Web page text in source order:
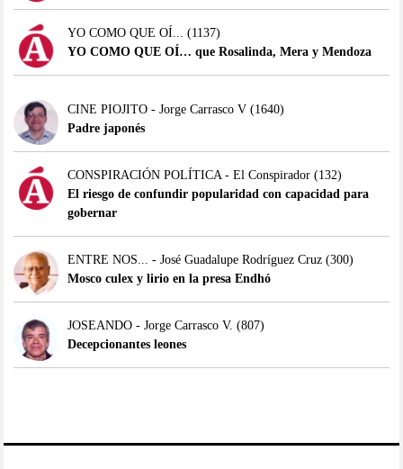
YO COMO QUE OÍ...
(1137)
YO COMO QUE OÍ… que Rosalinda, Mera y Mendoza
CINE PIOJITO - Jorge Carrasco V(1640)
Padre japonés
CONSPIRACIÓN POLÍTICA - El Conspirador(132)
El riesgo de confundir popularidad con capacidad para
gobernar
ENTRE NOS... - José Guadalupe Rodríguez Cruz(300)
Mosco culex y lirio en la presa Endhó
JOSEANDO - Jorge Carrasco V. (807)
Decepcionantes leones